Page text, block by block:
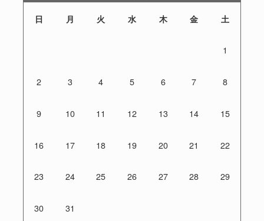
日 月 火 水 木 金 土
1
2 3 4 5 6 7 8
9 10 11 12 13 14 15
16 17 18 19 20 21 22
23 24 25 26 27 28 29
30 31